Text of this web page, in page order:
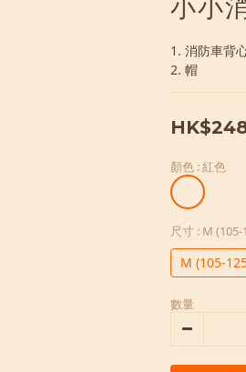
小小
1. 消防車背
2. 帽
顏色 : 紅色
尺寸 : M (105-
M (105-
數量